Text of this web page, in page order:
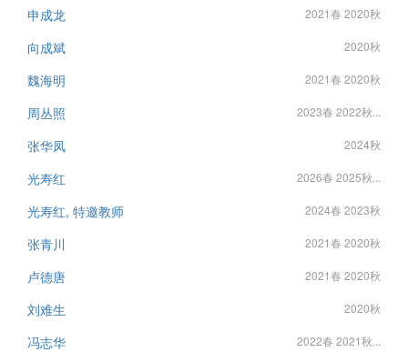
申成龙 2021春 2020秋
向成斌 2020秋
魏海明 2021春 2020秋
周丛照 2023春 2022秋...
张华凤 2024秋
光寿红 2026春 2025秋...
光寿红, 特邀教师 2024春 2023秋
张青川 2021春 2020秋
卢德唐 2021春 2020秋
刘难生 2020秋
冯志华 2022春 2021秋...